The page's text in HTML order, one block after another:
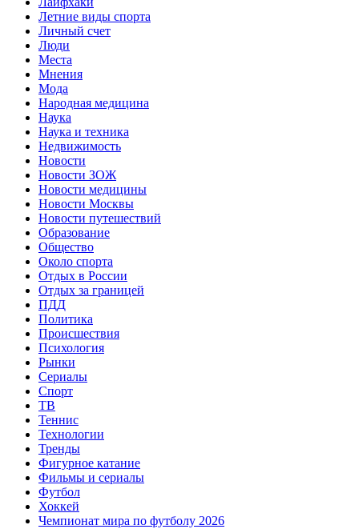
Летние виды спорта
Личный счет
Люди
Места
Мнения
Мода
Народная медицина
Наука
Наука и техника
Недвижимость
Новости
Новости ЗОЖ
Новости медицины
Новости Москвы
Новости путешествий
Образование
Общество
Около спорта
Отдых в России
Отдых за границей
ПДД
Политика
Происшествия
Психология
Рынки
Сериалы
Спорт
ТВ
Теннис
Технологии
Тренды
Фигурное катание
Фильмы и сериалы
Футбол
Хоккей
Чемпионат мира по футболу 2026